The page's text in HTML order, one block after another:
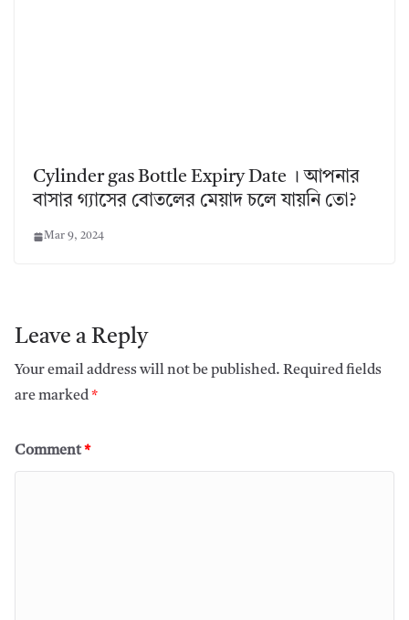
Cylinder gas Bottle Expiry Date । আপনার
বাসার গ্যাসের বোতলের মেয়াদ চলে যায়নি তো?
Mar 9, 2024
Leave a Reply
Your email address will not be published. Required fields
are marked*
Comment*